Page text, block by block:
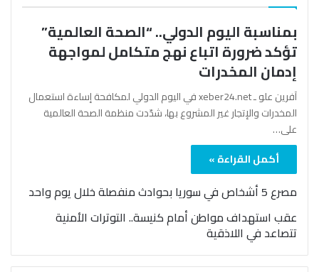
بمناسبة اليوم الدولي.. “الصحة العالمية”
تؤكد ضرورة اتباع نهج متكامل لمواجهة
إدمان المخدرات
آفرين علو ـ xeber24.net في اليوم الدولي لمكافحة إساءة استعمال
المخدرات والإتجار غير المشروع بها، شدّدت منظمة الصحة العالمية
على…
أكمل القراءة »
مصرع 5 أشخاص في سوريا بحوادث منفصلة خلال يوم واحد
عقب استهداف مواطن أمام كنيسة.. التوترات الأمنية
تتصاعد في اللاذقية